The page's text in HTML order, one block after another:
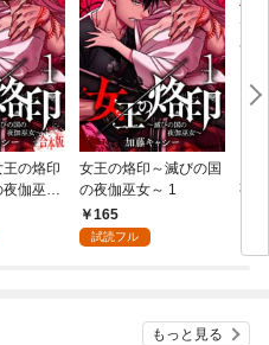
王の烙印
夜伽巫女
女王の烙印～滅びの国
の夜伽巫女～ 1
165
試読フル
熟
もっと見る